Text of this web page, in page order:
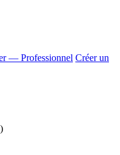
— Professionnel Créer un